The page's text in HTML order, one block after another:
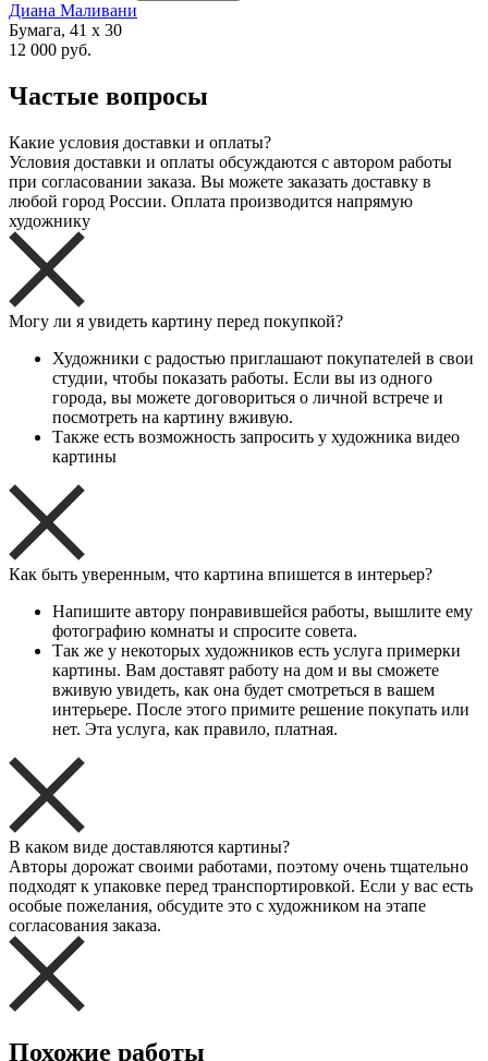
Диана Маливани
Бумага, 41 x 30
12 000 руб.
Частые вопросы
Какие условия доставки и оплаты?
Условия доставки и оплаты обсуждаются с автором работы
при согласовании заказа. Вы можете заказать доставку в
любой город России. Оплата производится напрямую
художнику
Могу ли я увидеть картину перед покупкой?
Художники с радостью приглашают покупателей в свои
студии, чтобы показать работы. Если вы из одного
города, вы можете договориться о личной встрече и
посмотреть на картину вживую.
Также есть возможность запросить у художника видео
картины
Как быть уверенным, что картина впишется в интерьер?
Напишите автору понравившейся работы, вышлите ему
фотографию комнаты и спросите совета.
Так же у некоторых художников есть услуга примерки
картины. Вам доставят работу на дом и вы сможете
вживую увидеть, как она будет смотреться в вашем
интерьере. После этого примите решение покупать или
нет. Эта услуга, как правило, платная.
В каком виде доставляются картины?
Авторы дорожат своими работами, поэтому очень тщательно
подходят к упаковке перед транспортировкой. Если у вас есть
особые пожелания, обсудите это с художником на этапе
согласования заказа.
Похожие работы